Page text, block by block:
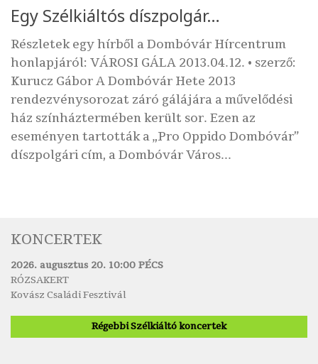
Egy Szélkiáltós díszpolgár…
Részletek egy hírből a Dombóvár Hírcentrum
honlapjáról: VÁROSI GÁLA 2013.04.12. • szerző:
Kurucz Gábor A Dombóvár Hete 2013
rendezvénysorozat záró gálájára a művelődési
ház színháztermében került sor. Ezen az
eseményen tartották a „Pro Oppido Dombóvár”
díszpolgári cím, a Dombóvár Város...
KONCERTEK
2026. augusztus 20. 10:00 PÉCS
RÓZSAKERT
Kovász Családi Fesztivál
Régebbi Szélkiáltó koncertek